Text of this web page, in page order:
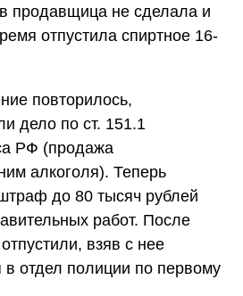
продавщица не сделала и
отпустила спиртное 16-
повторилось,
дело по ст. 151.1
РФ (продажа
алкоголя). Теперь
до 80 тысяч рублей
работ. После
взяв с нее
отдел полиции по первому